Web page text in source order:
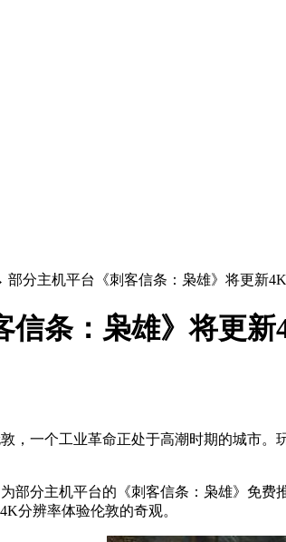
部分主机平台《刺客信条：枭雄》将更新
信条：枭雄》将更
，一个工业革命正处于高潮时期的城市
部分主机平台的《刺客信条：枭雄》免费
分辨率体验伦敦的奇观。